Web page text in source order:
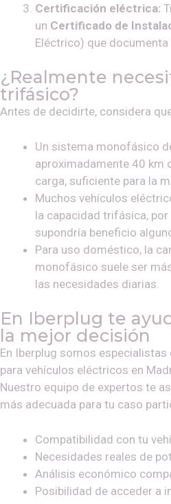
Certificación eléctrica:
un Certificado de
Eléctrico) que documenta
¿Realmente
trifásico?
Antes de decidirte, considera
Un sistema monofásico
aproximadamente 40 km
carga, suficiente para la
Muchos vehículos
la capacidad trifásica,
supondría beneficio
Para uso doméstico, la
monofásico suele ser
las necesidades diarias.
En Iberplug te
la mejor decisión
En Iberplug somos
para vehículos eléctricos en
Nuestro equipo de expertos te
más adecuada para tu caso
Compatibilidad con tu
Necesidades reales de
Análisis económico
Posibilidad de acceder a